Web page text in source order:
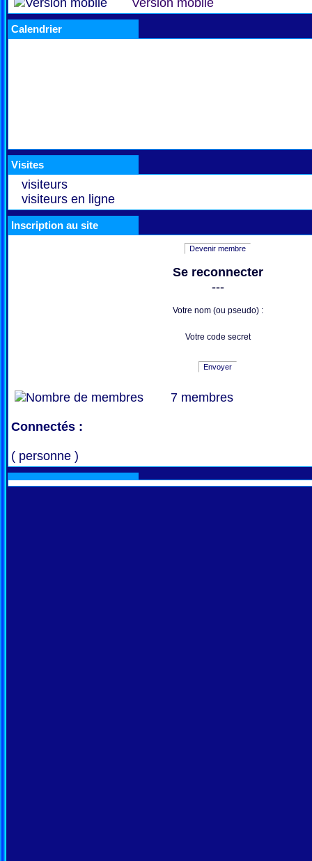
Version mobile
Calendrier
Visites
visiteurs
visiteurs en ligne
Inscription au site
Devenir membre
Se reconnecter
---
Votre nom (ou pseudo) :
Votre code secret
Envoyer
7 membres
Connectés :
( personne )